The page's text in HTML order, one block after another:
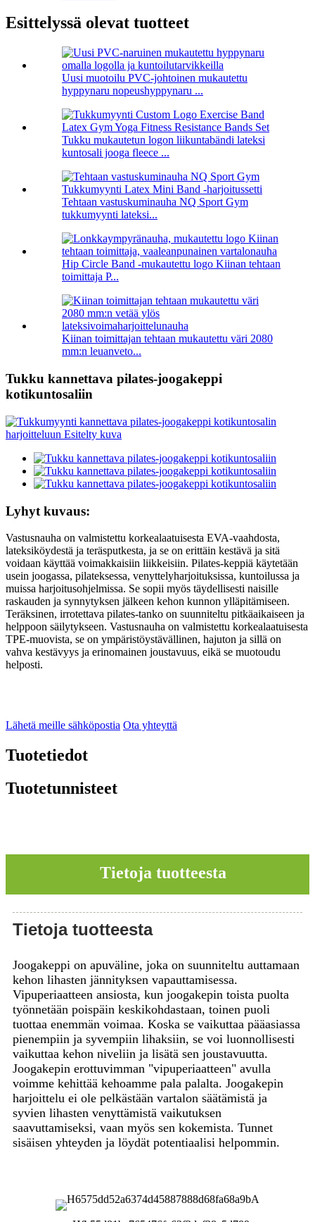
Esittelyssä olevat tuotteet
Uusi muotoilu PVC-johtoinen mukautettu
hyppynaru nopeushyppynaru ...
Tukku mukautetun logon liikuntabändi lateksi
kuntosali jooga fleece ...
Tehtaan vastuskuminauha NQ Sport Gym
tukkumyynti lateksi...
Hip Circle Band -mukautettu logo Kiinan tehtaan
toimittaja P...
Kiinan toimittajan tehtaan mukautettu väri 2080
mm:n leuanveto...
Tukku kannettava pilates-joogakeppi
kotikuntosaliin
Lyhyt kuvaus:
Vastusnauha on valmistettu korkealaatuisesta EVA-vaahdosta,
lateksiköydestä ja teräsputkesta, ja se on erittäin kestävä ja sitä
voidaan käyttää voimakkaisiin liikkeisiin. Pilates-keppiä käytetään
usein joogassa, pilateksessa, venyttelyharjoituksissa, kuntoilussa ja
muissa harjoitusohjelmissa. Se sopii myös täydellisesti naisille
raskauden ja synnytyksen jälkeen kehon kunnon ylläpitämiseen.
Teräksinen, irrotettava pilates-tanko on suunniteltu pitkäaikaiseen ja
helppoon säilytykseen. Vastusnauha on valmistettu korkealaatuisesta
TPE-muovista, se on ympäristöystävällinen, hajuton ja sillä on
vahva kestävyys ja erinomainen joustavuus, eikä se muotoudu
helposti.
Lähetä meille sähköpostia Ota yhteyttä
Tuotetiedot
Tuotetunnisteet
Tietoja tuotteesta
Tietoja tuotteesta
Joogakeppi on apuväline, joka on suunniteltu auttamaan
kehon lihasten jännityksen vapauttamisessa.
Vipuperiaatteen ansiosta, kun joogakepin toista puolta
työnnetään poispäin keskikohdastaan, toinen puoli
tuottaa enemmän voimaa. Koska se vaikuttaa pääasiassa
pienempiin ja syvempiin lihaksiin, se voi luonnollisesti
vaikuttaa kehon niveliin ja lisätä sen joustavuutta.
Joogakepin erottuvimman "vipuperiaatteen" avulla
voimme kehittää kehoamme pala palalta. Joogakepin
harjoittelu ei ole pelkästään vartalon säätämistä ja
syvien lihasten venyttämistä vaikutuksen
saavuttamiseksi, vaan myös sen kokemista. Tunnet
sisäisen yhteyden ja löydät potentiaalisi helpommin.